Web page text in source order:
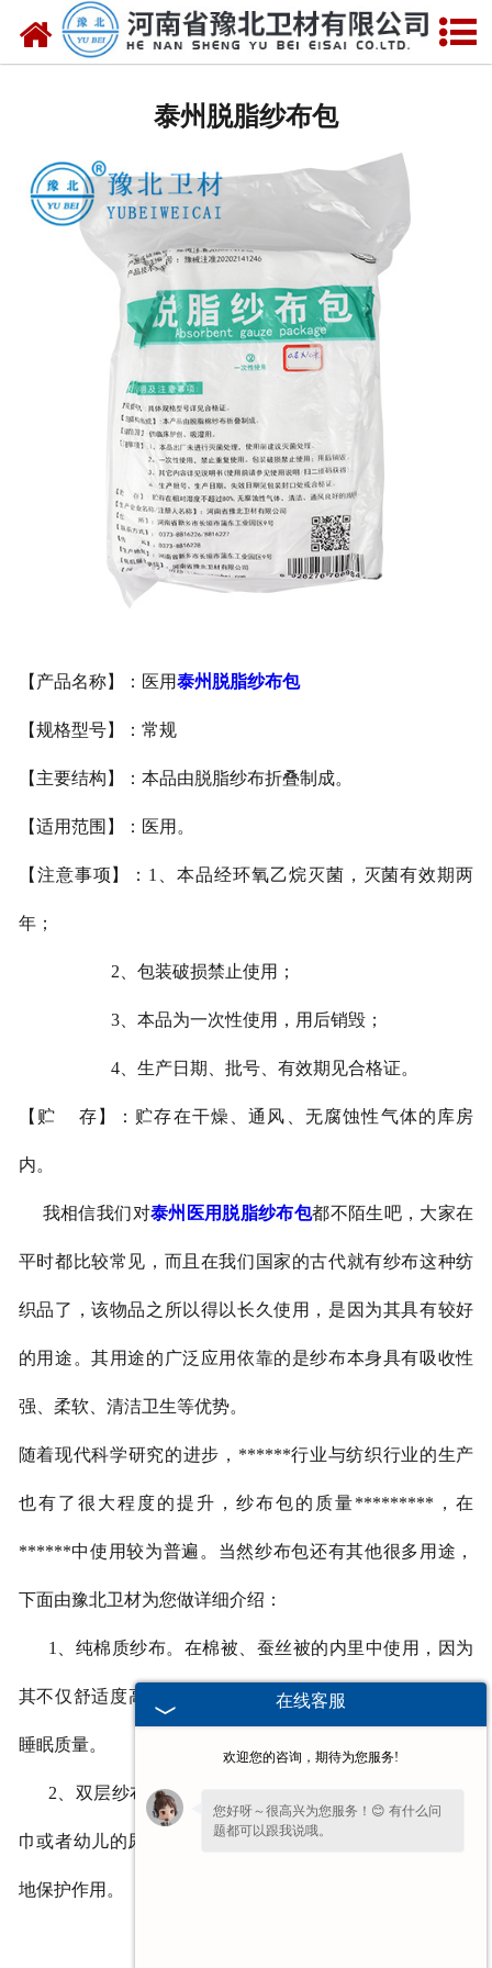
网站首页
泰州无纺布
泰州医用棉签
泰州显影纱布
泰州医用口罩帽
泰州医用包类
泰州医用手套
泰州医用鞋套
泰州防护用品
泰州脱脂纱布包
【产品名称】：医用泰州脱脂纱布包
【规格型号】：常规
【主要结构】：本品由脱脂纱布折叠制成。
【适用范围】：医用。
【注意事项】：1、本品经环氧乙烷灭菌，灭菌有效期两
年；
2、包装破损禁止使用；
3、本品为一次性使用，用后销毁；
4、生产日期、批号、有效期见合格证。
【贮 存】：贮存在干燥、通风、无腐蚀性气体的库房
内。
我相信我们对泰州医用脱脂纱布包都不陌生吧，大家在
平时都比较常见，而且在我们国家的古代就有纱布这种纺
织品了，该物品之所以得以长久使用，是因为其具有较好
的用途。其用途的广泛应用依靠的是纱布本身具有吸收性
强、柔软、清洁卫生等优势。
随着现代科学研究的进步，******行业与纺织行业的生产
也有了很大程度的提升，纱布包的质量*********，在
******中使用较为普遍。当然纱布包还有其他很多用途，
下面由豫北卫材为您做详细介绍：
1、纯棉质纱布。在棉被、蚕丝被的内里中使用，因为
其不仅舒适度高，质感柔软，而且有助于提升******者的
睡眠质量。
2 、双层纱布。这种纱布包可以用来制成生活中用的面
巾或者幼儿的尿布，这对婴儿的皮肤直接接触有非常良好
地保护作用。
在线客服
欢迎您的咨询，期待为您服务!
您好呀～很高兴为您服务！😊 有什么问
题都可以跟我说哦。